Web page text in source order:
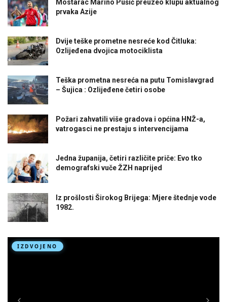
Mostarac Marino Pušić preuzeo klupu aktualnog
prvaka Azije
Dvije teške prometne nesreće kod Čitluka:
Ozlijeđena dvojica motociklista
Teška prometna nesreća na putu Tomislavgrad
– Šujica : Ozlijeđene četiri osobe
Požari zahvatili više gradova i općina HNŽ-a,
vatrogasci ne prestaju s intervencijama
Jedna županija, četiri različite priče: Evo tko
demografski vuče ŽZH naprijed
Iz prošlosti Širokog Brijega: Mjere štednje vode
1982.